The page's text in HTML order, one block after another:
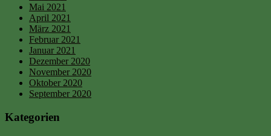
Mai 2021
April 2021
März 2021
Februar 2021
Januar 2021
Dezember 2020
November 2020
Oktober 2020
September 2020
Kategorien